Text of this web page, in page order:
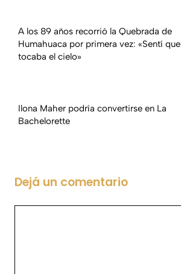
A los 89 años recorrió la Quebrada de
Humahuaca por primera vez: «Sentí que
tocaba el cielo»
Ilona Maher podría convertirse en La
Bachelorette
Dejá un comentario